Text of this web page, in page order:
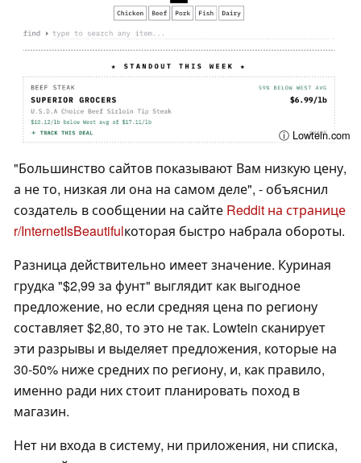
ⓘ Lowtein.com
"Большинство сайтов показывают Вам низкую цену,
а не то, низкая ли она на самом деле", - объяснил
создатель в сообщении на сайте Reddit на странице
r/InternetIsBeautifulкоторая быстро набрала обороты.
Разница действительно имеет значение. Куриная
грудка "$2,99 за фунт" выглядит как выгодное
предложение, но если средняя цена по региону
составляет $2,80, то это не так. Lowtein сканирует
эти разрывы и выделяет предложения, которые на
30-50% ниже средних по региону, и, как правило,
именно ради них стоит планировать поход в
магазин.
Нет ни входа в систему, ни приложения, ни списка,